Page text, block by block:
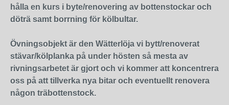
hålla en kurs i byte/renovering av bottenstockar och
döträ samt borrning för kölbultar.
Övningsobjekt är den Wätterlöja vi bytt/renoverat
stävar/kölplanka på under hösten så mesta av
rivningsarbetet är gjort och vi kommer att koncentrera
oss på att tillverka nya bitar och eventuellt renovera
någon träbottenstock.